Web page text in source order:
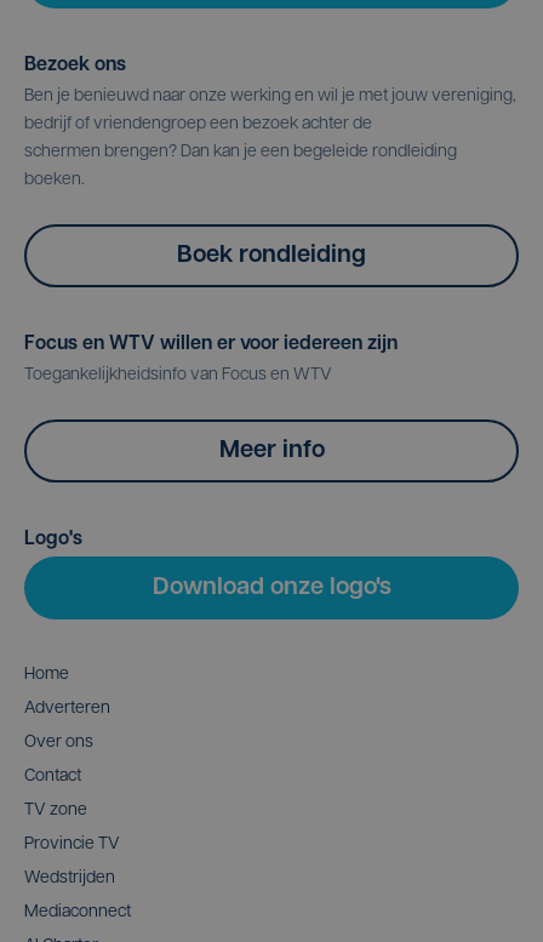
Bezoek ons
Ben je benieuwd naar onze werking en wil je met jouw vereniging,
bedrijf of vriendengroep een bezoek achter de
schermen brengen? Dan kan je een begeleide rondleiding
boeken.
Boek rondleiding
Focus en WTV willen er voor iedereen zijn
Toegankelijkheidsinfo van Focus en WTV
Meer info
Logo's
Download onze logo's
Home
Adverteren
Over ons
Contact
TV zone
Provincie TV
Wedstrijden
Mediaconnect